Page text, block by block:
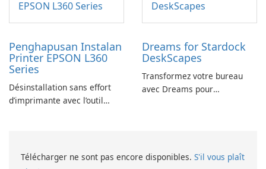
Penghapusan Instalan
Printer EPSON L360
Series
Désinstallation sans effort
d’imprimante avec l’outil
Dreams for Stardock
DeskScapes
Transformez votre bureau
avec Dreams pour
Télécharger ne sont pas encore disponibles. S'il vous plaît